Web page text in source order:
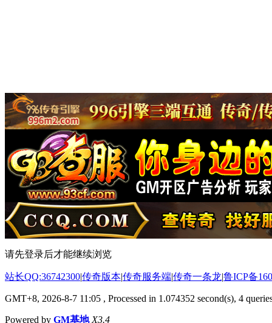
请先登录后才能继续浏览
站长QQ:36742300|传奇版本|传奇服务端|传奇一条龙|鲁ICP备
GMT+8, 2026-8-7 11:05 , Processed in 1.074352 second(s), 4
Powered by GM基地 X3.4